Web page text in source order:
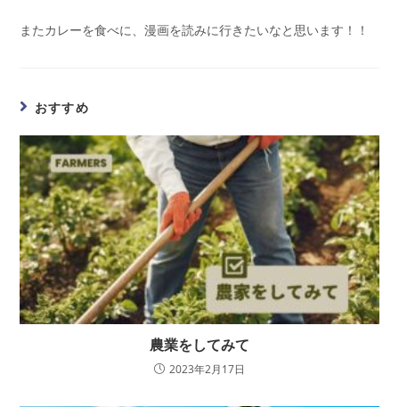
またカレーを食べに、漫画を読みに行きたいなと思います！！
おすすめ
農業をしてみて
2023年2月17日